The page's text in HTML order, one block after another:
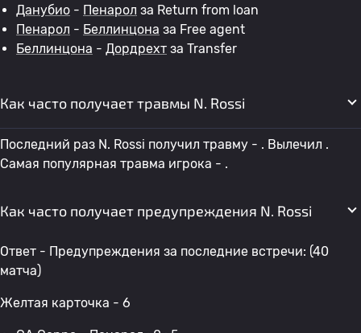
Данубио - Пенарол за Return from loan
Пенарол - Беллинцона за Free agent
Беллинцона - Дордрехт за Transfer
Как часто получает травмы N. Rossi
Последний раз N. Rossi получил травму - . Вылечил .
Самая популярная травма игрока - .
Как часто получает предупреждения N. Rossi
Ответ - Предупреждения за последние встречи: (40
матча)
Желтая карточка - 6